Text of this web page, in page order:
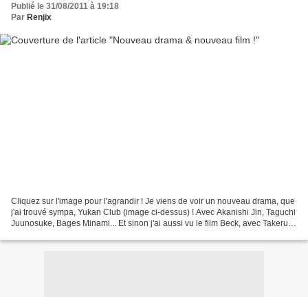
Publié le 31/08/2011 à 19:18
Par Renjix
Cliquez sur l'image pour l'agrandir ! Je viens de voir un nouveau drama, que
j'ai trouvé sympa, Yukan Club (image ci-dessus) ! Avec Akanishi Jin, Taguchi
Juunosuke, Bages Minami... Et sinon j'ai aussi vu le film Beck, avec Takeru